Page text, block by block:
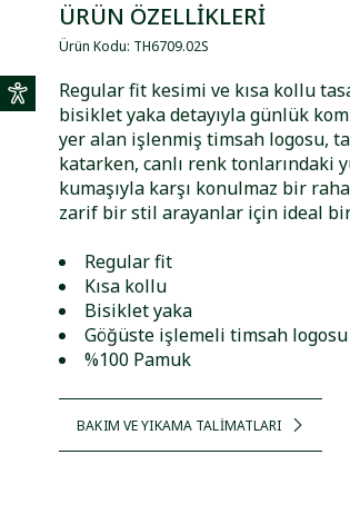
ÜRÜN ÖZELLİKLERİ
Ürün Kodu: TH6709.02S
Regular fit kesimi ve kısa kollu
bisiklet yaka detayıyla günlük
yer alan işlenmiş timsah logosu,
katarken, canlı renk tonlarındaki
kumaşıyla karşı konulmaz bir
zarif bir stil arayanlar için ideal
Regular fit
Kısa kollu
Bisiklet yaka
Göğüste işlemeli timsah logosu
%100 Pamuk
BAKIM VE YIKAMA TALİMATLARI